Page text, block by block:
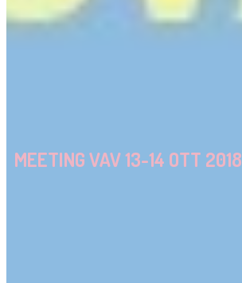
MEETING VAV 13-14 OTT 2018